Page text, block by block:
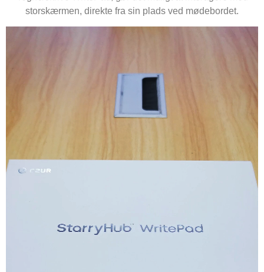
storskærmen, direkte fra sin plads ved mødebordet.